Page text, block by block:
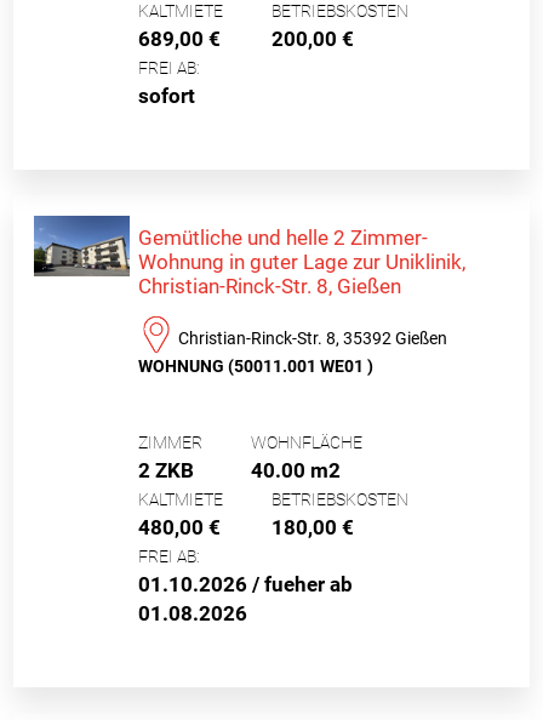
KALTMIETE
689,00 €
BETRIEBSKOSTEN
200,00 €
FREI AB:
sofort
Gemütliche und helle 2 Zimmer-
Wohnung in guter Lage zur Uniklinik,
Christian-Rinck-Str. 8, Gießen
Christian-Rinck-Str. 8, 35392 Gießen
WOHNUNG (50011.001 WE01 )
ZIMMER
2 ZKB
WOHNFLÄCHE
40.00 m2
KALTMIETE
480,00 €
BETRIEBSKOSTEN
180,00 €
FREI AB:
01.10.2026 / fueher ab
01.08.2026